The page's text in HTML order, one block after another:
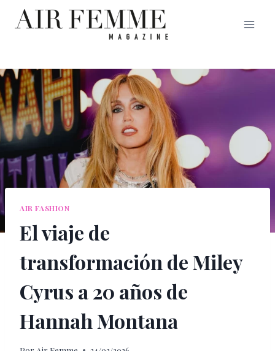
Saltar
AIR FASHION
El viaje de
transformación de Miley
Cyrus a 20 años de
Hannah Montana